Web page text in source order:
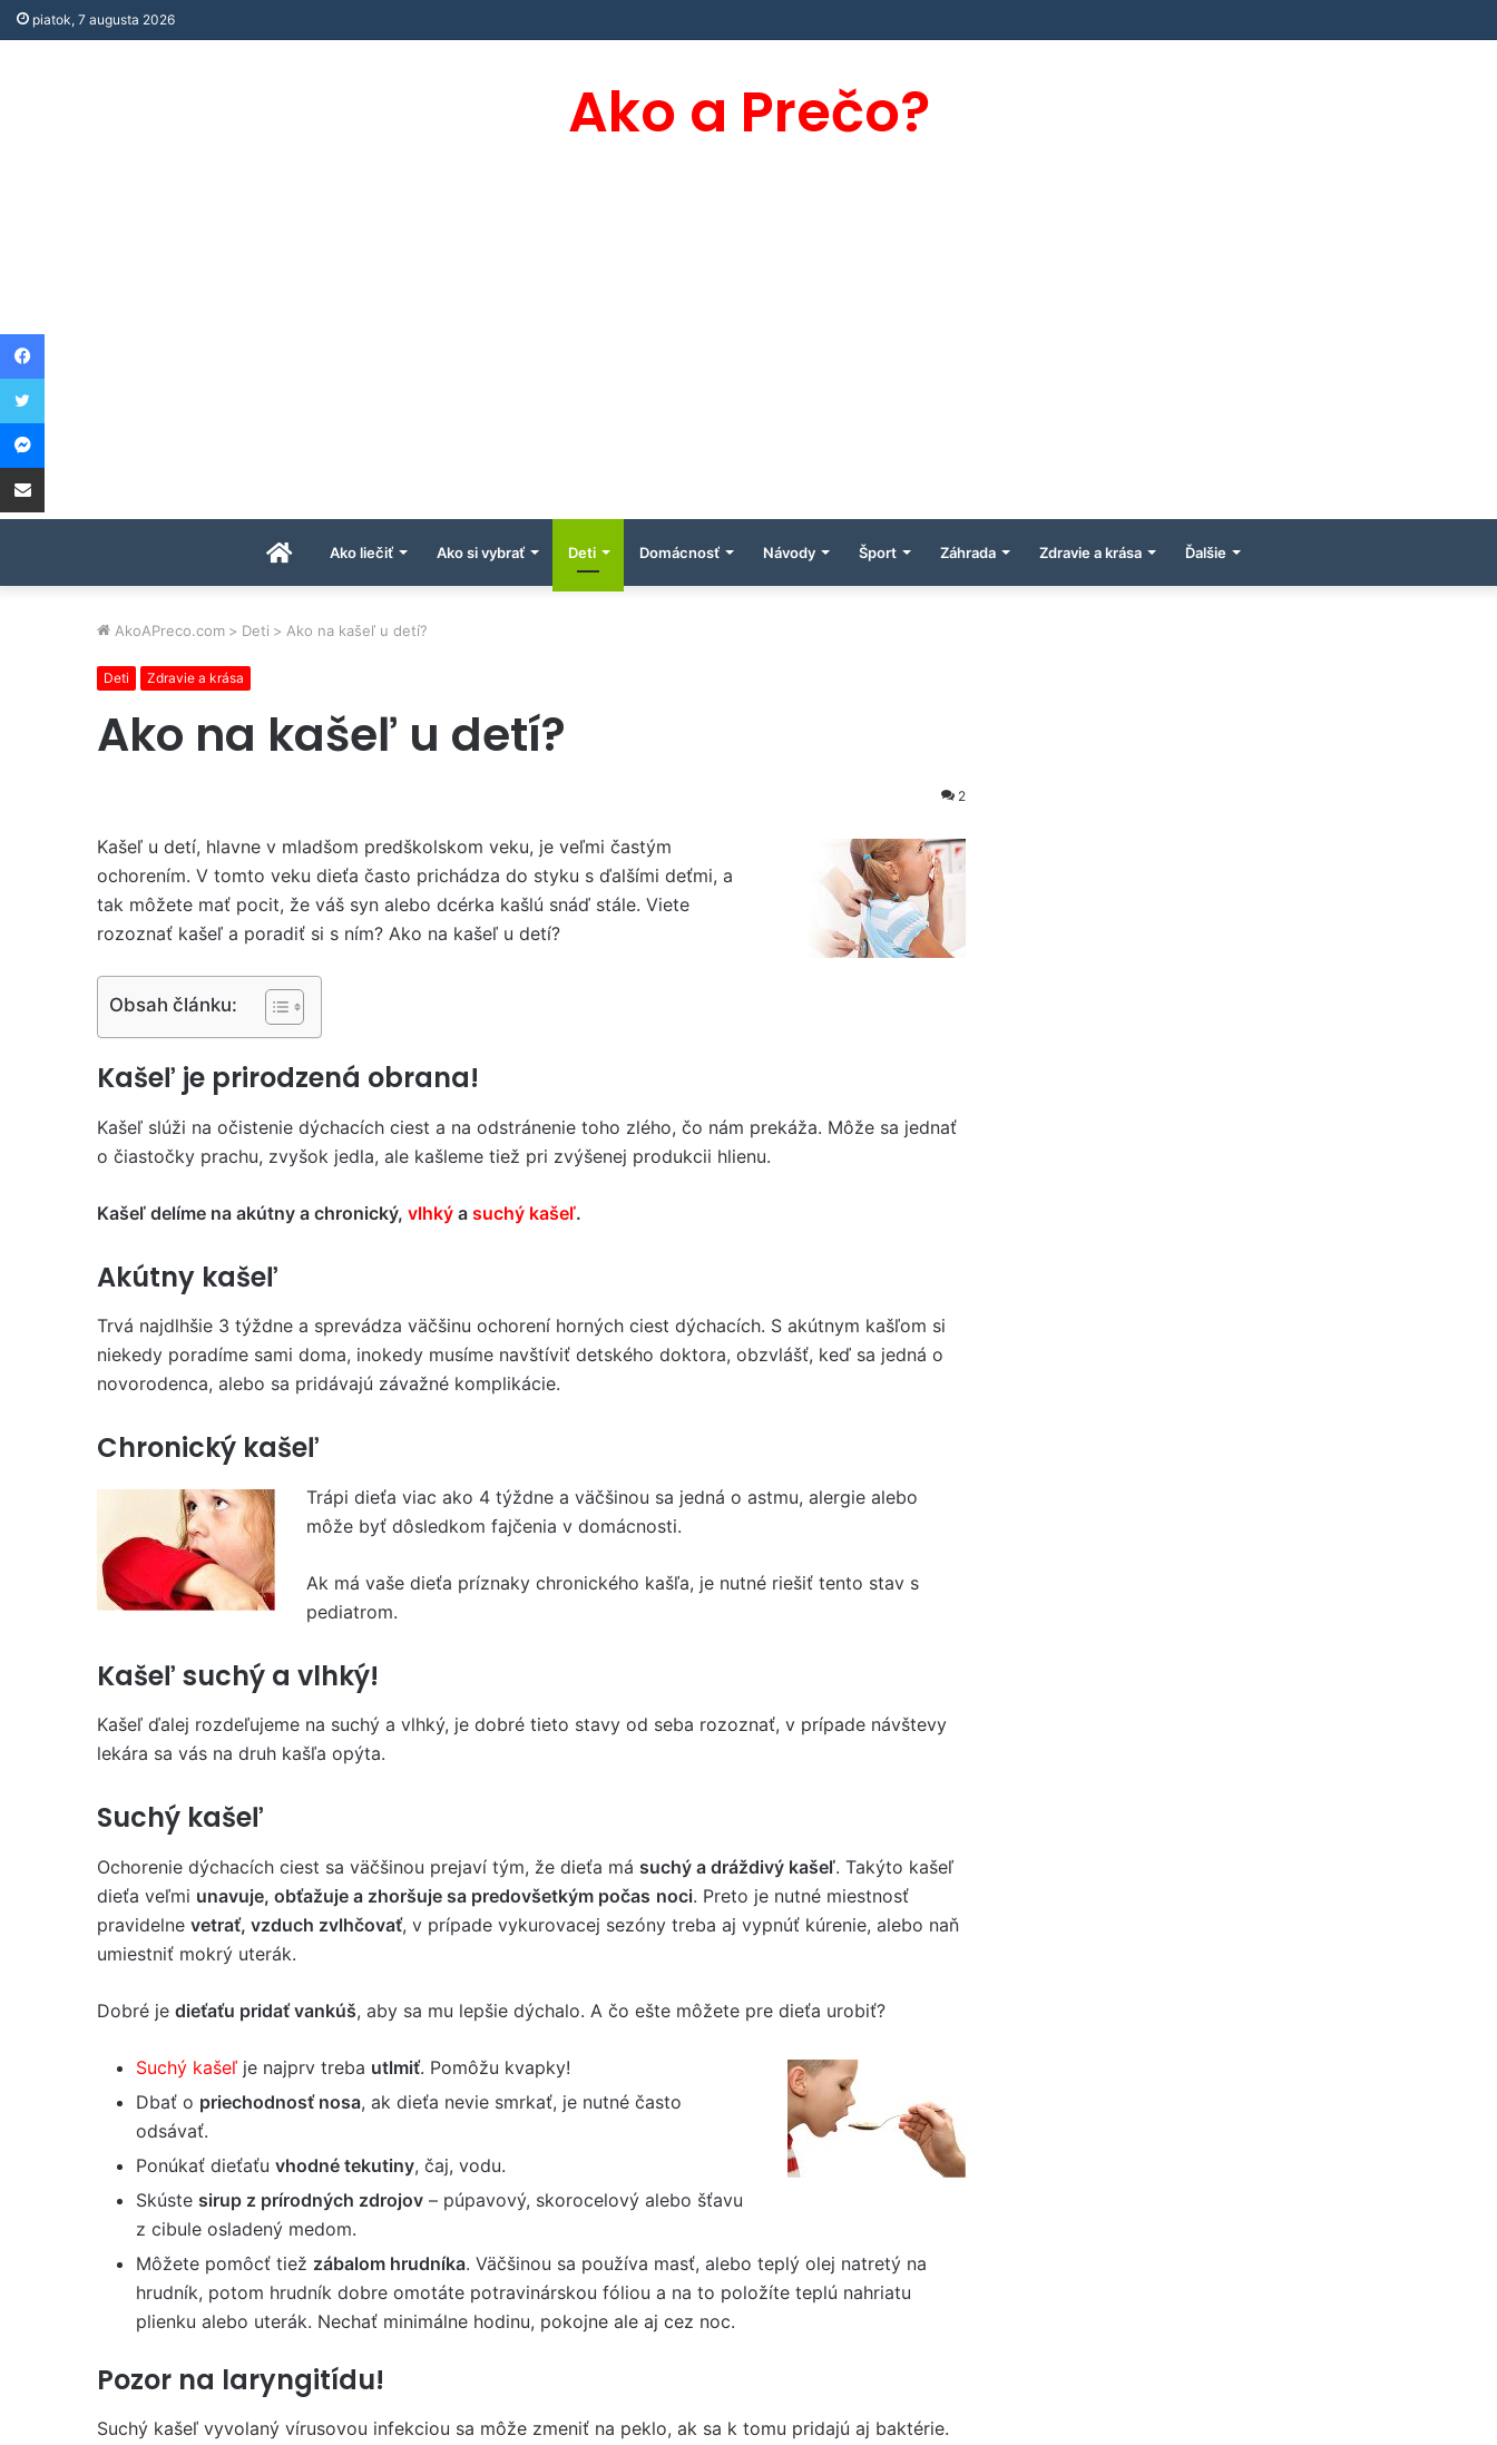
piatok, 7 augusta 2026
Ako a Prečo?
ÚvodnáAko liečiť Ako si vybrať Deti Domácnosť Návody Šport Záhrada Zdravie a krása Ďalšie
AkoAPreco.com > Deti > Ako na kašeľ u detí?
Deti Zdravie a krása
Ako na kašeľ u detí?
2
Kašeľ u detí, hlavne v mladšom predškolskom veku, je veľmi častým
ochorením. V tomto veku dieťa často prichádza do styku s ďalšími deťmi, a
tak môžete mať pocit, že váš syn alebo dcérka kašlú snáď stále. Viete
rozoznať kašeľ a poradiť si s ním? Ako na kašeľ u detí?
Obsah článku:
Kašeľ je prirodzená obrana!
Kašeľ slúži na očistenie dýchacích ciest a na odstránenie toho zlého, čo nám prekáža. Môže sa jednať
o čiastočky prachu, zvyšok jedla, ale kašleme tiež pri zvýšenej produkcii hlienu.
Kašeľ delíme na akútny a chronický, vlhký a suchý kašeľ.
Akútny kašeľ
Trvá najdlhšie 3 týždne a sprevádza väčšinu ochorení horných ciest dýchacích. S akútnym kašľom si
niekedy poradíme sami doma, inokedy musíme navštíviť detského doktora, obzvlášť, keď sa jedná o
novorodenca, alebo sa pridávajú závažné komplikácie.
Chronický kašeľ
Trápi dieťa viac ako 4 týždne a väčšinou sa jedná o astmu, alergie alebo
môže byť dôsledkom fajčenia v domácnosti.
Ak má vaše dieťa príznaky chronického kašľa, je nutné riešiť tento stav s
pediatrom.
Kašeľ suchý a vlhký!
Kašeľ ďalej rozdeľujeme na suchý a vlhký, je dobré tieto stavy od seba rozoznať, v prípade návštevy
lekára sa vás na druh kašľa opýta.
Suchý kašeľ
Ochorenie dýchacích ciest sa väčšinou prejaví tým, že dieťa má suchý a dráždivý kašeľ. Takýto kašeľ
dieťa veľmi unavuje, obťažuje a zhoršuje sa predovšetkým počas noci. Preto je nutné miestnosť
pravidelne vetrať, vzduch zvlhčovať, v prípade vykurovacej sezóny treba aj vypnúť kúrenie, alebo naň
umiestniť mokrý uterák.
Dobré je dieťaťu pridať vankúš, aby sa mu lepšie dýchalo. A čo ešte môžete pre dieťa urobiť?
Suchý kašeľ je najprv treba utlmiť. Pomôžu kvapky!
Dbať o priechodnosť nosa, ak dieťa nevie smrkať, je nutné často
odsávať.
Ponúkať dieťaťu vhodné tekutiny, čaj, vodu.
Skúste sirup z prírodných zdrojov – púpavový, skorocelový alebo šťavu
z cibule osladený medom.
Môžete pomôcť tiež zábalom hrudníka. Väčšinou sa používa masť, alebo teplý olej natretý na
hrudník, potom hrudník dobre omotáte potravinárskou fóliou a na to položíte teplú nahriatu
plienku alebo uterák. Nechať minimálne hodinu, pokojne ale aj cez noc.
Pozor na laryngitídu!
Suchý kašeľ vyvolaný vírusovou infekciou sa môže zmeniť na peklo, ak sa k tomu pridajú aj baktérie.
Facebook
Twitter
Messenger
Share via Email